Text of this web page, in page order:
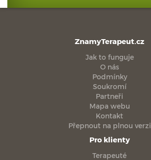
ZnamyTerapeut.cz
Jak to funguje
O nás
Podmínky
Soukromí
Partneři
Mapa webu
Kontakt
Přepnout na plnou verzi
Pro klienty
Terapeuté